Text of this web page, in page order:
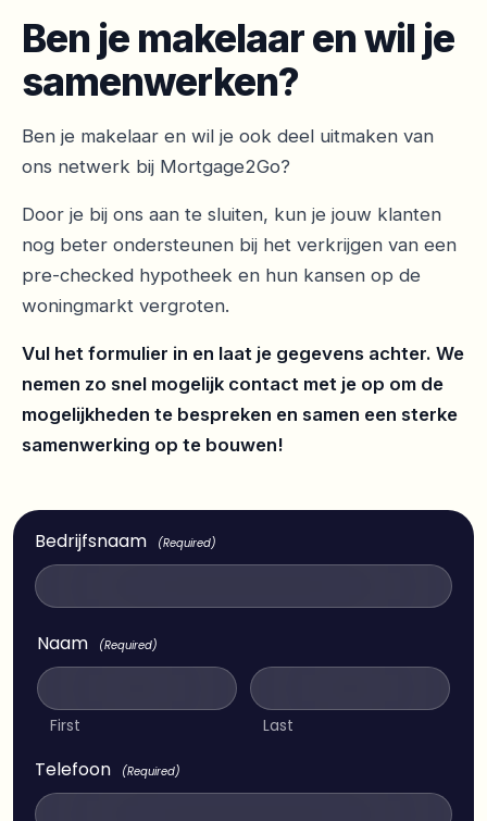
Ben je makelaar en wil je
samenwerken?
Ben je makelaar en wil je ook deel uitmaken van
ons netwerk bij Mortgage2Go?
Door je bij ons aan te sluiten, kun je jouw klanten
nog beter ondersteunen bij het verkrijgen van een
pre-checked hypotheek en hun kansen op de
woningmarkt vergroten.
Vul het formulier in en laat je gegevens achter. We
nemen zo snel mogelijk contact met je op om de
mogelijkheden te bespreken en samen een sterke
samenwerking op te bouwen!
Bedrijfsnaam (Required)
Naam (Required)
First Last
Telefoon (Required)